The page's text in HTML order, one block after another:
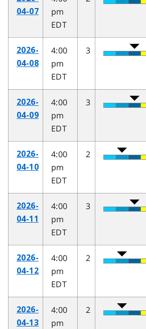
04-07
pm
EDT
2026-
04-08
4:00
pm
EDT
3
2026-
04-09
4:00
pm
EDT
3
2026-
04-10
4:00
pm
EDT
2
2026-
04-11
4:00
pm
EDT
3
2026-
04-12
4:00
pm
EDT
2
2026-
04-13
4:00
pm
2